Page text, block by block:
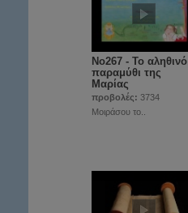
No267 - Το αληθινό
παραμύθι της
Μαρίας
προβολές: 3734
Μοιράσου το..